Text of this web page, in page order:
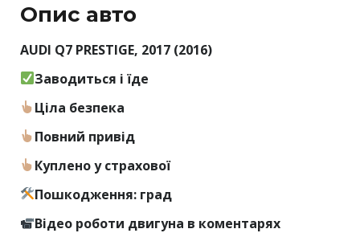
Опис авто
AUDI Q7 PRESTIGE, 2017 (2016)
Заводиться і їде
Ціла безпека
Повний привід
Куплено у страхової
Пошкодження: град
Відео роботи двигуна в коментарях